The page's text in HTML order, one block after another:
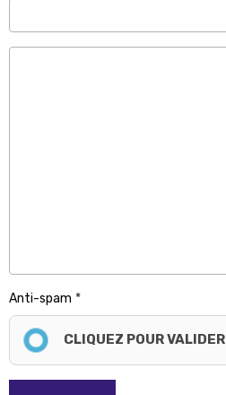
Anti-spam
CLIQUEZ POUR VALIDER